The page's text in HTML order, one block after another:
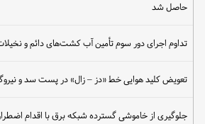
حاصل شد
تداوم اجرای دور سوم تأمین آب کشت‌های دائم و نخیلات
تعویض کلید هوایی خط «دز – زال» در پست سد و نیروگاه